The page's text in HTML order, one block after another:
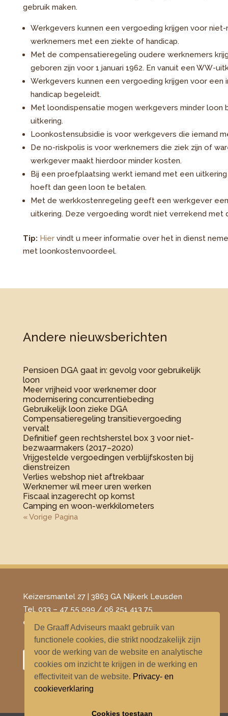
De Graaff Adviseurs maakt gebruik van
functionele cookies, die strikt noodzakelijk zijn
voor de werking van de website en analytische
cookies om inzicht te krijgen in de werking en
effectiviteit van de website. Privacy- en
cookieverklaring
Cookies toestaan
gebruik maken.
Werkgevers kunnen een vergoeding krijgen voor
werknemers met een ziekte of handicap.
Met de compensatieregeling oudere werknemers
geboren zijn voor 1 januari 1962. En vanuit een WW-
Werkgevers kunnen een vergoeding krijgen voor
handicap begeleidt.
Met loondispensatie mogen werkgevers minder loon
uitkering.
Loonkostensubsidie is voor werkgevers die iemand
De no-riskpolis is voor werknemers die ziek zijn of
werkgever maakt hierdoor minder kosten.
Bij een proefplaatsing werkt iemand met een
hoeft dan geen loon te betalen.
Met de werkkostenregeling geeft een werkgever
uitkering. Deze vergoeding wordt niet verrekend met
Tip: Hiervindt u meer informatie over het in dienst
met loonkostenvoordeel.
Andere nieuwsberichten
Pensioen DGA gaat in: gevolg voor gebruikelijk
loon
Meer vrijheid voor werknemer door
modernisering concurrentiebeding
Gebruikelijk loon zieke DGA
Compensatieregeling transitievergoeding
vervalt
Definitief geen rechtsherstel box 3 voor niet-
bezwaarmakers (2017–2020)
Vrijgestelde vergoedingen verblijfskosten bij
dienstreizen
Verlies webshop niet aftrekbaar
Werknemer wil meer uren werken
Fiscaal inzagerecht op komst
Camping en woon-werkkilometers
« Vorige Pagina
Keizersmantel 27 | 3863 GA Nijkerk Leusden
Tel. 033 – 47 55 999 / 06 251 413 75
​e-mail –
info@degraaffadviseurs.nl